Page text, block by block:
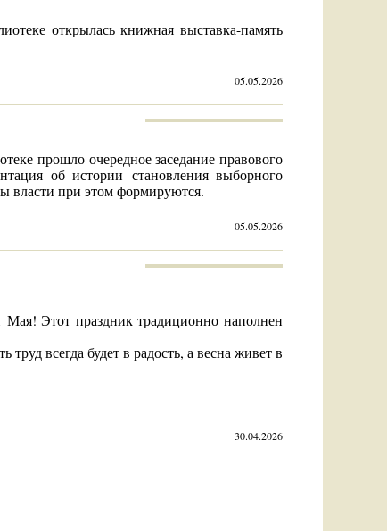
открылась книжная выставка-память
05.05.2026
прошло очередное заседание правового
об истории становления выборного
власти при этом формируются.
05.05.2026
Мая! Этот праздник традиционно наполнен
всегда будет в радость, а весна живет в
30.04.2026